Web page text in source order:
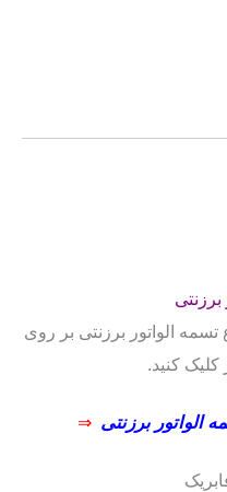
برزنتی
الواتور برزنتی بر روی
کلیک کنید.
الواتور برزنتی ⇒